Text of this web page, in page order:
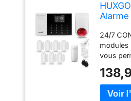
avec
avec
Kit
24/7
modules
vous
sans fil